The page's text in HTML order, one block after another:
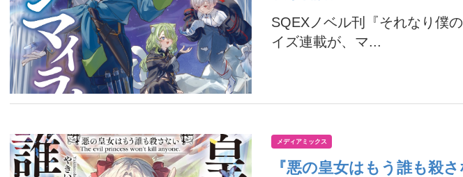
SQEXノベル刊『それなり僕
イズ連載が、マ...
メディアミックス
『悪の皇女はもう誰も殺